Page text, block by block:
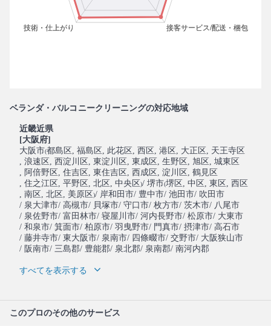
ベランダ・バルコニークリーニングの対応地域
近畿近県
[大阪府]
大阪市(都島区 , 福島区 , 此花区 , 西区 , 港区 , 大正区 , 天王寺区
, 浪速区 , 西淀川区 , 東淀川区 , 東成区 , 生野区 , 旭区 , 城東区
, 阿倍野区 , 住吉区 , 東住吉区 , 西成区 , 淀川区 , 鶴見区
, 住之江区 , 平野区 , 北区 , 中央区)/ 堺市(堺区 , 中区 , 東区 , 西区
, 南区 , 北区 , 美原区)/ 岸和田市/ 豊中市/ 池田市/ 吹田市
/ 泉大津市/ 高槻市/ 貝塚市/ 守口市/ 枚方市/ 茨木市/ 八尾市
/ 泉佐野市/ 富田林市/ 寝屋川市/ 河内長野市/ 松原市/ 大東市
/ 和泉市/ 箕面市/ 柏原市/ 羽曳野市/ 門真市/ 摂津市/ 高石市
/ 藤井寺市/ 東大阪市/ 泉南市/ 四條畷市/ 交野市/ 大阪狭山市
/ 阪南市/ 三島郡/ 豊能郡/ 泉北郡/ 泉南郡/ 南河内郡
すべてを表示する
このプロのその他のサービス